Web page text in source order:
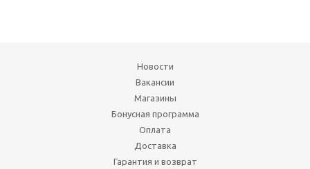
Новости
Вакансии
Магазины
Бонусная программа
Оплата
Доставка
Гарантия и возврат